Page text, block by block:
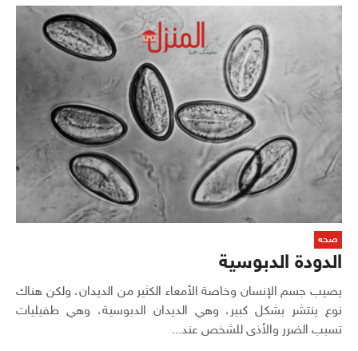
صحه
الدودة الدبوسية
يصيب جسم الإنسان وخاصة الأمعاء الكثير من الديدان، ولكن هناك
نوع ينتشر بشكل كبير، وهي الديدان الدبوسية، وهي طفيليات
تسبب الضرر والأذى للشخص عند...